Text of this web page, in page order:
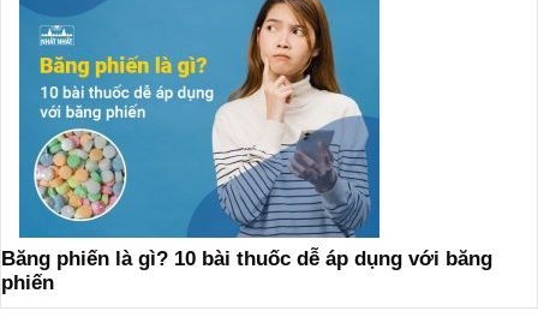
Băng phiến là gì? 10 bài thuốc dễ áp dụng với băng
phiến